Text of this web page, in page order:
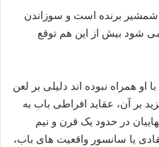
برنده است و سوزاندن
شود بیش از این هم توقع
همراه نبوده اند دلیلی بر لعن
بر آن، عقاید افراطی باب به
در حدود یک قرن و نیم
یا سانسور واقعیت های باب،